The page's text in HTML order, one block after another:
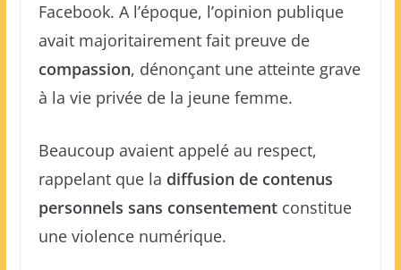
Facebook. A l’époque, l’opinion publique
avait majoritairement fait preuve de
compassion, dénonçant une atteinte grave
à la vie privée de la jeune femme.
Beaucoup avaient appelé au respect,
rappelant que la diffusion de contenus
personnels sans consentementconstitue
une violence numérique.